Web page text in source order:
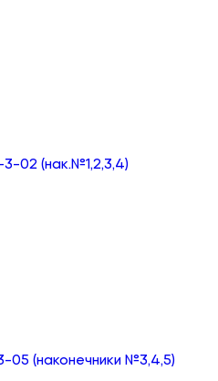
02 (нак.№1,2,3,4)
05 (наконечники №3,4,5)